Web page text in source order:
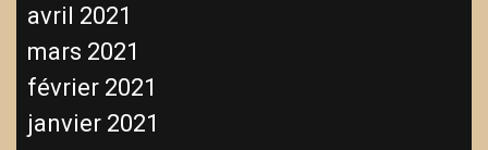
avril 2021
mars 2021
février 2021
janvier 2021